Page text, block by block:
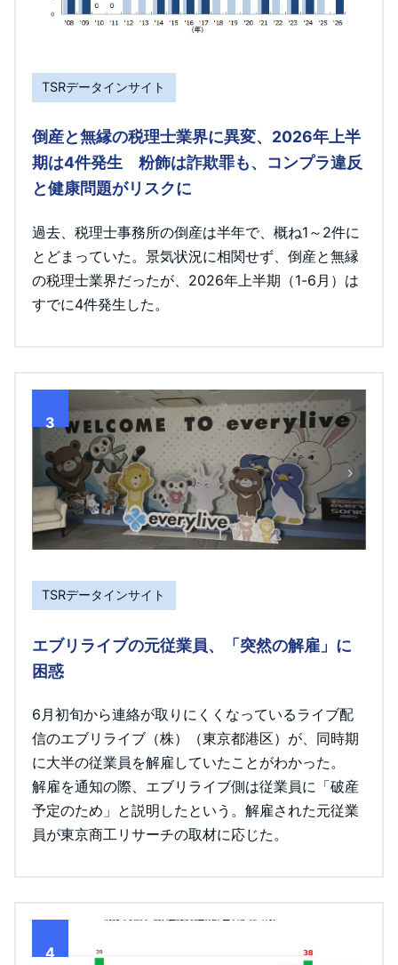
TSRデータインサイト
倒産と無縁の税理士業界に異変、2026年上半
期は4件発生 粉飾は詐欺罪も、コンプラ違反
と健康問題がリスクに
過去、税理士事務所の倒産は半年で、概ね1～2件に
とどまっていた。景気状況に相関せず、倒産と無縁
の税理士業界だったが、2026年上半期（1-6月）は
すでに4件発生した。
3
TSRデータインサイト
エブリライブの元従業員、「突然の解雇」に
困惑
6月初旬から連絡が取りにくくなっているライブ配
信のエブリライブ（株）（東京都港区）が、同時期
に大半の従業員を解雇していたことがわかった。
解雇を通知の際、エブリライブ側は従業員に「破産
予定のため」と説明したという。解雇された元従業
員が東京商工リサーチの取材に応じた。
4